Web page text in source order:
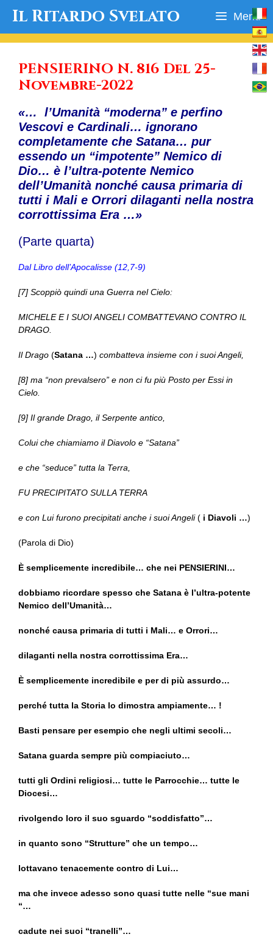
Il Ritardo Svelato Menu
PENSIERINO N. 816 Del 25-
Novembre-2022
«… l’Umanità “moderna” e perfino
Vescovi e Cardinali… ignorano
completamente che Satana… pur
essendo un “impotente” Nemico di
Dio… è l’ultra-potente Nemico
dell’Umanità nonché causa primaria di
tutti i Mali e Orrori dilaganti nella nostra
corrottissima Era …»
(Parte quarta)
Dal Libro dell’Apocalisse (12,7-9)
[7] Scoppiò quindi una Guerra nel Cielo:
MICHELE E I SUOI ANGELI COMBATTEVANO CONTRO IL
DRAGO.
Il Drago (Satana …) combatteva insieme con i suoi Angeli,
[8] ma “non prevalsero” e non ci fu più Posto per Essi in
Cielo.
[9] Il grande Drago, il Serpente antico,
Colui che chiamiamo il Diavolo e “Satana”
e che “seduce” tutta la Terra,
FU PRECIPITATO SULLA TERRA
e con Lui furono precipitati anche i suoi Angeli ( i Diavoli …)
(Parola di Dio)
È semplicemente incredibile… che nei PENSIERINI…
dobbiamo ricordare spesso che Satana è l’ultra-potente
Nemico dell’Umanità…
nonché causa primaria di tutti i Mali… e Orrori…
dilaganti nella nostra corrottissima Era…
È semplicemente incredibile e per di più assurdo…
perché tutta la Storia lo dimostra ampiamente… !
Basti pensare per esempio che negli ultimi secoli…
Satana guarda sempre più compiaciuto…
tutti gli Ordini religiosi… tutte le Parrocchie… tutte le
Diocesi…
rivolgendo loro il suo sguardo “soddisfatto”…
in quanto sono “Strutture” che un tempo…
lottavano tenacemente contro di Lui…
ma che invece adesso sono quasi tutte nelle “sue mani
“…
cadute nei suoi “tranelli”…